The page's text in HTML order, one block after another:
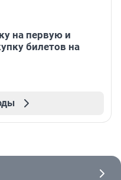
на первую и
билетов на